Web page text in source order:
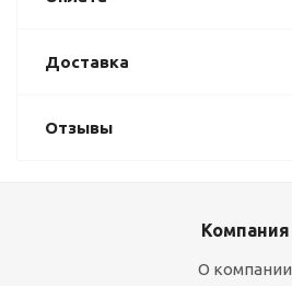
Доставка
Отзывы
Компания
О компании